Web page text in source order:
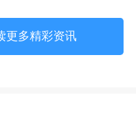
更多精彩资讯